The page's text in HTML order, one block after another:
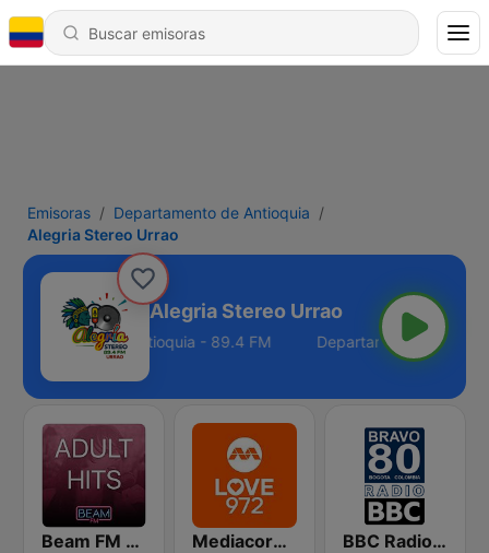
Emisoras
Departamento de Antioquia
Alegria Stereo Urrao
Alegria Stereo Urrao
de Antioquia - 89.4 FM
Beam FM - Adult Hits Mediacorp LOVE 972 BBC Radio 80s - Bravo Bogotá Colombia